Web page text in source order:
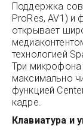
Поддержка
ProRes, AV1) и
открывает
технологией
Три микрофона
максимально
функцией
кадре.
Клавиатура и